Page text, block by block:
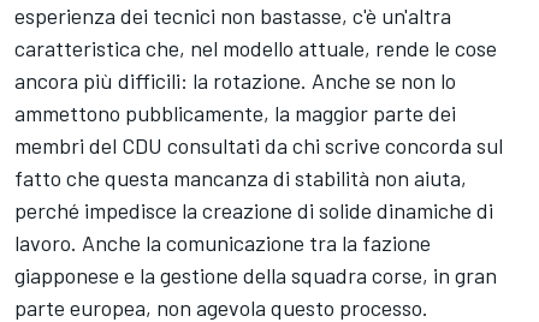
esperienza dei tecnici non bastasse, c'è un'altra
caratteristica che, nel modello attuale, rende le cose
ancora più difficili: la rotazione. Anche se non lo
ammettono pubblicamente, la maggior parte dei
membri del CDU consultati da chi scrive concorda sul
fatto che questa mancanza di stabilità non aiuta,
perché impedisce la creazione di solide dinamiche di
lavoro. Anche la comunicazione tra la fazione
giapponese e la gestione della squadra corse, in gran
parte europea, non agevola questo processo.